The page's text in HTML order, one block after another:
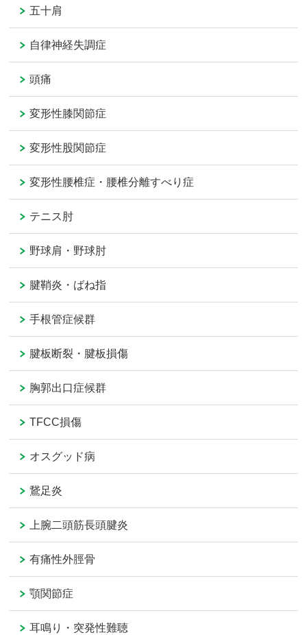
五十肩
自律神経失調症
頭痛
変形性膝関節症
変形性股関節症
変形性腰椎症・腰椎分離すべり症
テニス肘
野球肩・野球肘
腱鞘炎・ばね指
手根管症候群
腱板断裂・腱板損傷
胸郭出口症候群
TFCC損傷
オスグッド病
鵞足炎
上腕二頭筋長頭腱炎
有痛性外脛骨
顎関節症
耳鳴り・突発性難聴